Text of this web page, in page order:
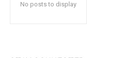
No posts to display